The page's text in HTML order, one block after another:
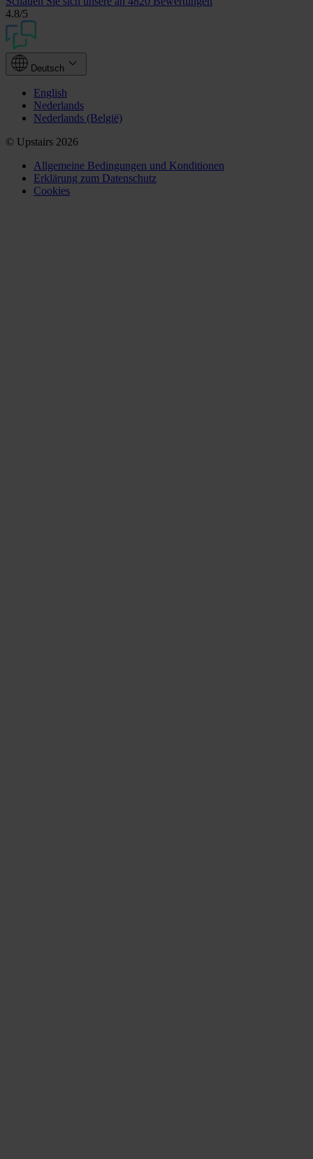
4.8/5
Deutsch
English
Nederlands
Nederlands (België)
© Upstairs 2026
Allgemeine Bedingungen und Konditionen
Erklärung zum Datenschutz
Cookies